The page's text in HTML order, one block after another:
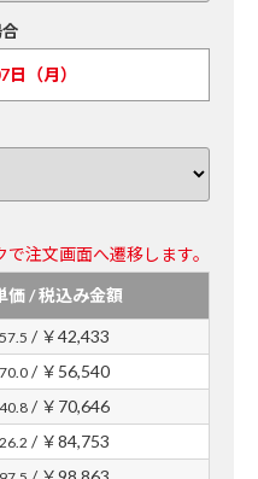
（月）
注文画面へ遷移します。
価 / 税込み金額
/ ￥42,433
/ ￥56,540
/ ￥70,646
/ ￥84,753